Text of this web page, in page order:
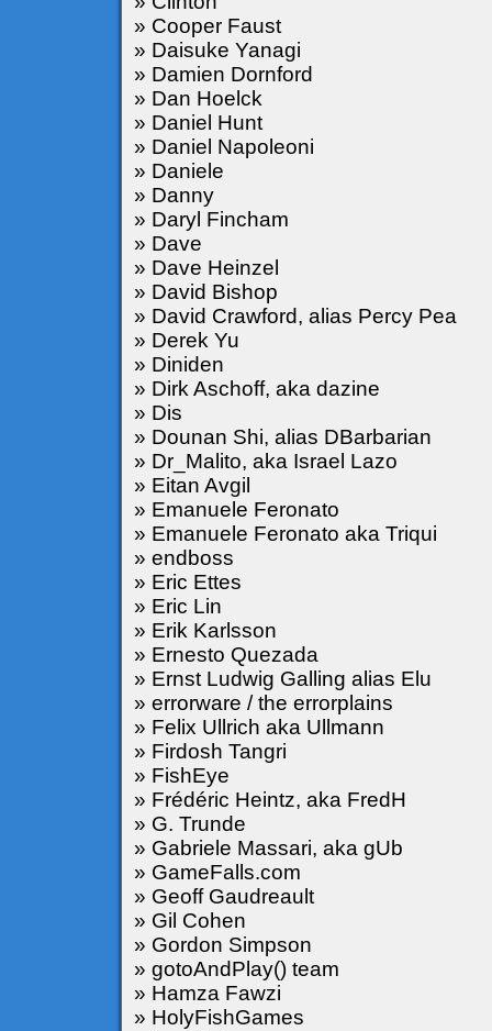
» Cooper Faust
» Daisuke Yanagi
» Damien Dornford
» Dan Hoelck
» Daniel Hunt
» Daniel Napoleoni
» Daniele
» Danny
» Daryl Fincham
» Dave
» Dave Heinzel
» David Bishop
» David Crawford, alias Percy Pea
» Derek Yu
» Diniden
» Dirk Aschoff, aka dazine
» Dis
» Dounan Shi, alias DBarbarian
» Dr_Malito, aka Israel Lazo
» Eitan Avgil
» Emanuele Feronato
» Emanuele Feronato aka Triqui
» endboss
» Eric Ettes
» Eric Lin
» Erik Karlsson
» Ernesto Quezada
» Ernst Ludwig Galling alias Elu
» errorware / the errorplains
» Felix Ullrich aka Ullmann
» Firdosh Tangri
» FishEye
» Frédéric Heintz, aka FredH
» G. Trunde
» Gabriele Massari, aka gUb
» GameFalls.com
» Geoff Gaudreault
» Gil Cohen
» Gordon Simpson
» gotoAndPlay() team
» Hamza Fawzi
» HolyFishGames